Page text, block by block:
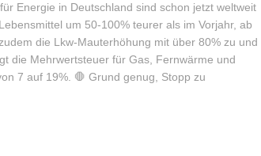
Energie in Deutschland sind schon jetzt weltweit
um 50-100% teurer als im Vorjahr, ab
die Lkw-Mauterhöhung mit über 80% zu und
die Mehrwertsteuer für Gas, Fernwärme und
7 auf 19%. 🛑 Grund genug, Stopp zu